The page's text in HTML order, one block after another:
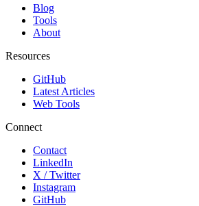
Blog
Tools
About
Resources
GitHub
Latest Articles
Web Tools
Connect
Contact
LinkedIn
X / Twitter
Instagram
GitHub